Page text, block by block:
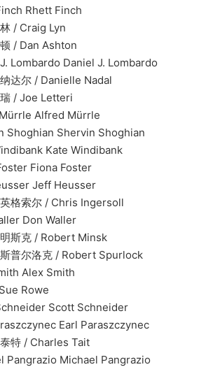
Finch
Lyn
Ashton
Daniel J. Lombardo
/ Danielle Nadal
Letteri
Alfred Mürrle
Shervin Shoghian
Kate Windibank
Foster
Jeff Heusser
/ Chris Ingersoll
Waller
/ Robert Minsk
克 / Robert Spurlock
Smith
Rowe
Scott Schneider
Earl Paraszczynec
Charles Tait
Michael Pangrazio